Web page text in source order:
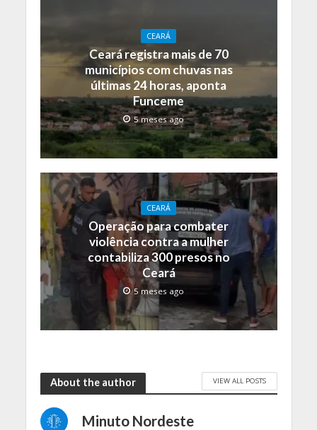
CEARÁ
Ceará registra mais de 70
municípios com chuvas nas
últimas 24 horas, aponta
Funceme
5 meses ago
CEARÁ
Operação para combater
violência contra a mulher
contabiliza 300 presos no
Ceará
5 meses ago
About the author VIEW ALL POSTS
Minuto Nordeste